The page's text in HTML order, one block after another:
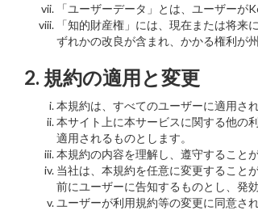
「ユーザーデータ」とは、ユーザー
「知的財産権」には、現在または将
ずれかの改良が含まれ、かかる権利が
2. 規約の適用と変更
本規約は、すべてのユーザーに適用さ
本サイト上に本サービスに関する他の
適用されるものとします。
本規約の内容を理解し、遵守すること
当社は、本規約を任意に変更すること
前にユーザーに告知するものとし、発
ユーザーが利用規約等の変更に同意さ